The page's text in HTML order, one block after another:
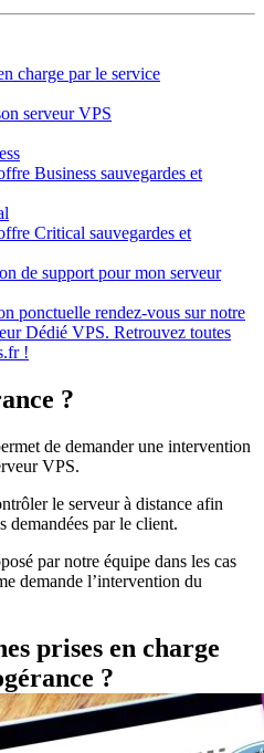
charge par le service
serveur VPS
Business sauvegardes et
Critical sauvegardes et
de support pour mon serveur
ponctuelle rendez-vous sur notre
Dédié VPS. Retrouvez toutes
!
?
de demander une intervention
VPS.
le serveur à distance afin
demandées par le client.
par notre équipe dans les cas
demande l’intervention du
prises en charge
?